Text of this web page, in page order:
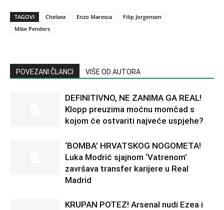
TAGOVI Chelsea Enzo Maresca
Filip Jorgensen
Mike Penders
POVEZANI ČLANCI VIŠE OD AUTORA
DEFINITIVNO, NE ZANIMA GA REAL!
Klopp preuzima moćnu momčad s
kojom će ostvariti najveće uspjehe?
‘BOMBA’ HRVATSKOG NOGOMETA!
Luka Modrić sjajnom ‘Vatrenom’
završava transfer karijere u Real
Madrid
KRUPAN POTEZ! Arsenal nudi Ezea i